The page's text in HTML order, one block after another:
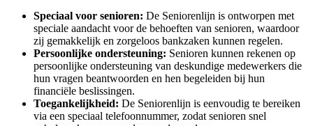
Speciaal voor senioren: De Seniorenlijn is ontworpen met
speciale aandacht voor de behoeften van senioren, waardoor
zij gemakkelijk en zorgeloos bankzaken kunnen regelen.
Persoonlijke ondersteuning: Senioren kunnen rekenen op
persoonlijke ondersteuning van deskundige medewerkers die
hun vragen beantwoorden en hen begeleiden bij hun
financiële beslissingen.
Toegankelijkheid: De Seniorenlijn is eenvoudig te bereiken
via een speciaal telefoonnummer, zodat senioren snel